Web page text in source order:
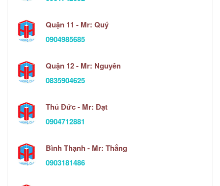
Quận 11 - Mr: Quý
0904985685
Quận 12 - Mr: Nguyên
0835904625
Thủ Đức - Mr: Đạt
0904712881
Bình Thạnh - Mr: Thắng
0903181486